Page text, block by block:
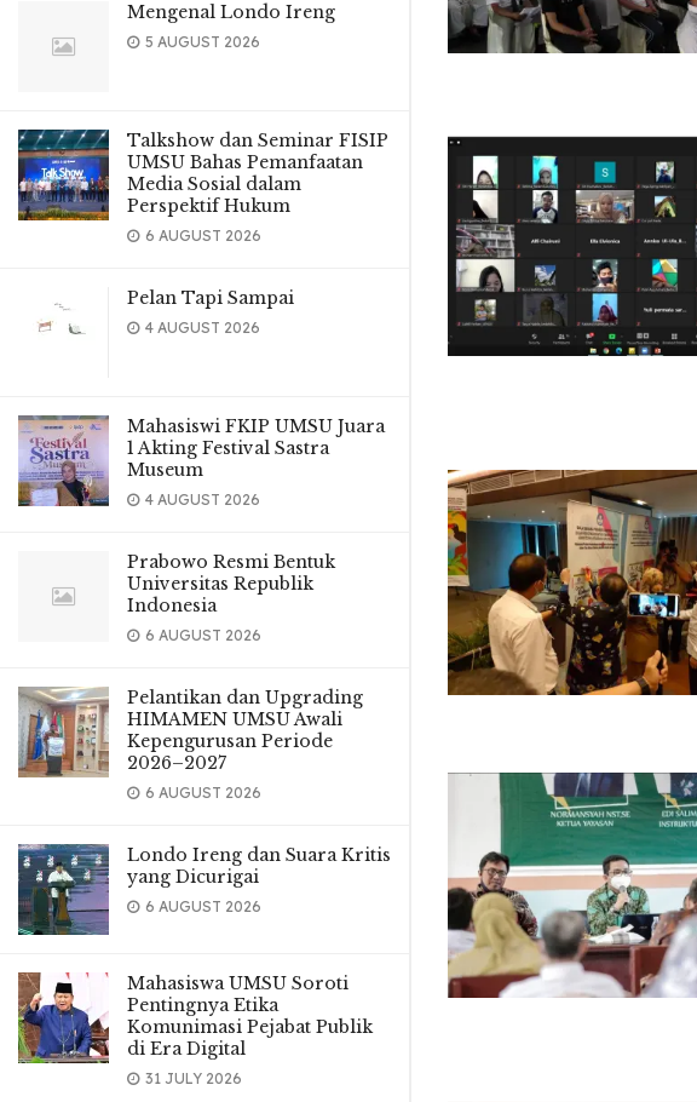
Mengenal Londo Ireng
5 AUGUST 2026
Talkshow dan Seminar FISIP
UMSU Bahas Pemanfaatan
Media Sosial dalam
Perspektif Hukum
6 AUGUST 2026
Pelan Tapi Sampai
4 AUGUST 2026
Mahasiswi FKIP UMSU Juara
1 Akting Festival Sastra
Museum
4 AUGUST 2026
Prabowo Resmi Bentuk
Universitas Republik
Indonesia
6 AUGUST 2026
Pelantikan dan Upgrading
HIMAMEN UMSU Awali
Kepengurusan Periode
2026–2027
6 AUGUST 2026
Londo Ireng dan Suara Kritis
yang Dicurigai
6 AUGUST 2026
Mahasiswa UMSU Soroti
Pentingnya Etika
Komunimasi Pejabat Publik
di Era Digital
31 JULY 2026